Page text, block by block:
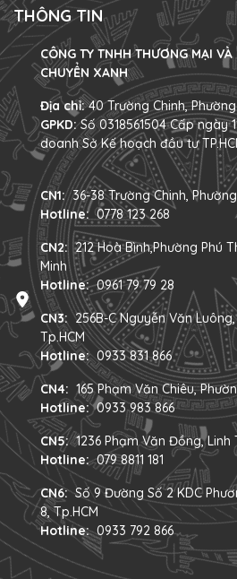
THÔNG TIN
CÔNG TY TNHH THƯƠNG MẠI
CHUYỂN XANH
Địa chỉ:40 Trường Chinh, Phường
GPKD:Số 0318561504 Cấp
doanh Sở Kế hoạch đầu tư
CN1: 36-38 Trường Chinh,
Hotline: 0778 123 268
CN2: 212 Hoà Bình,Phường Phú
Minh
Hotline: 0961 79 79 28
CN3: 256B-C Nguyễn Văn Luông,
Tp.HCM
Hotline: 0933 831 866
CN4: 165 Phạm Văn Chiêu,
Hotline: 0933 983 866
CN5: 1236 Phạm Văn Đồng, Linh
Hotline: 079 8811 181
CN6: Số 9 Đường Số 2 KDC
8, Tp.HCM
Hotline: 0933 792 866